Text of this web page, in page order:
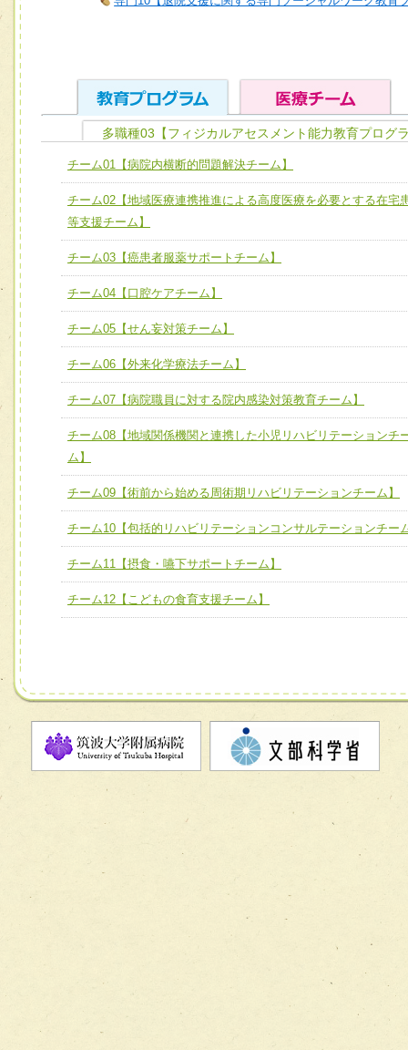
ユニット１ 医療人としての基礎能力
全人的医療を実践する医療人として、必要な基礎能力を身
ける
ユニット２ チーム医療構成力
必要に応じて柔軟に医療チームを組織し、強調できる
ユニット３ 多職種連携力
他職種の視点とスキルを学び、相互理解と連携を深める
チーム01【病院内横断的問題解決チーム】
チーム02【地域医療連携推進による高度医療を必要とする
宅患者等支援チーム】
チーム04【口腔ケアチーム】
チーム05【せん妄対策チーム】
チーム06【外来化学療法チーム】
チーム07【病院職員に対する院内感染対策教育チーム】
チーム08【地域関係機関と連携した小児リハビリテーショ
チーム09【術前から始める周術期リハビリテーションチー
ム】
チーム10【包括的リハビリテーションコンサルテーション
ーム】
チーム11【摂食・嚥下サポートチーム】
多職種03【フィジカルアセスメント能力教育プログ
チーム01【病院内横断的問題解決チーム】
チーム02【地域医療連携推進による高度医療を必要とする在宅
等支援チーム】
チーム03【癌患者服薬サポートチーム】
チーム04【口腔ケアチーム】
チーム05【せん妄対策チーム】
チーム06【外来化学療法チーム】
チーム07【病院職員に対する院内感染対策教育チーム】
チーム08【地域関係機関と連携した小児リハビリテーションチ
ム】
チーム09【術前から始める周術期リハビリテーションチーム】
チーム10【包括的リハビリテーションコンサルテーションチー
チーム11【摂食・嚥下サポートチーム】
チーム12【こどもの食育支援チーム】